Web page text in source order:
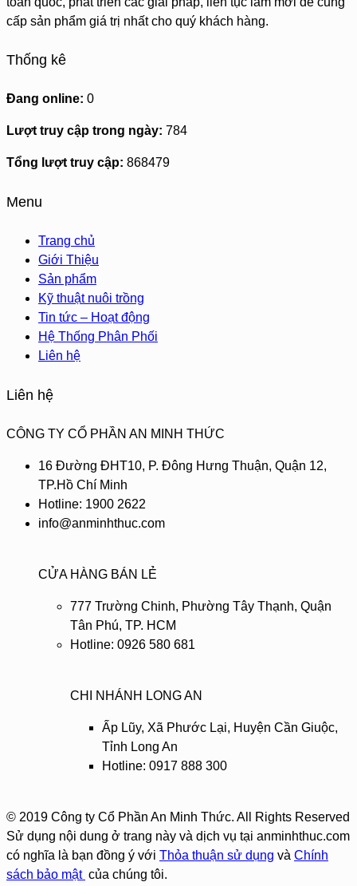
cấp sản phẩm giá trị nhất cho quý khách hàng.
Thống kê
Đang online: 0
Lượt truy cập trong ngày: 784
Tổng lượt truy cập: 868479
Menu
Trang chủ
Giới Thiệu
Sản phẩm
Kỹ thuật nuôi trồng
Tin tức – Hoạt động
Hệ Thống Phân Phối
Liên hệ
Liên hệ
CÔNG TY CỔ PHẦN AN MINH THỨC
16 Đường ĐHT10, P. Đông Hưng Thuận, Quận 12,
TP.Hồ Chí Minh
Hotline: 1900 2622
info@anminhthuc.com
CỬA HÀNG BÁN LẺ
777 Trường Chinh, Phường Tây Thạnh, Quận
Tân Phú, TP. HCM
Hotline: 0926 580 681
CHI NHÁNH LONG AN
Ấp Lũy, Xã Phước Lại, Huyện Cần Giuộc,
Tỉnh Long An
Hotline: 0917 888 300
© 2019 Công ty Cổ Phần An Minh Thức. All Rights Reserved
Sử dụng nội dung ở trang này và dịch vụ tại anminhthuc.com
có nghĩa là bạn đồng ý với Thỏa thuận sử dụng và Chính
sách bảo mật của chúng tôi.